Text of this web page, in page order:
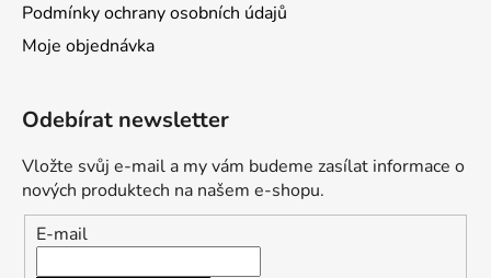
Podmínky ochrany osobních údajů
Moje objednávka
Odebírat newsletter
Vložte svůj e-mail a my vám budeme zasílat informace o
nových produktech na našem e-shopu.
E-mail